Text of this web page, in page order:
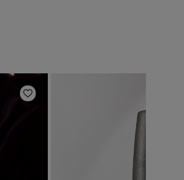
Añadir a la lista de deseos